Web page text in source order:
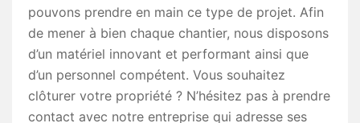
pouvons prendre en main ce type de projet. Afin
de mener à bien chaque chantier, nous disposons
d’un matériel innovant et performant ainsi que
d’un personnel compétent. Vous souhaitez
clôturer votre propriété ? N’hésitez pas à prendre
contact avec notre entreprise qui adresse ses